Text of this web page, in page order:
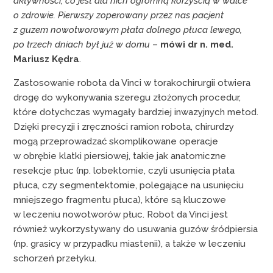
o zdrowie. Pierwszy zoperowany przez nas pacjent
z guzem nowotworowym płata dolnego płuca lewego,
po trzech dniach był już w domu – mówi dr n. med.
Mariusz Kędra.
Zastosowanie robota da Vinci w torakochirurgii otwiera
drogę do wykonywania szeregu złożonych procedur,
które dotychczas wymagały bardziej inwazyjnych metod.
Dzięki precyzji i zręczności ramion robota, chirurdzy
mogą przeprowadzać skomplikowane operacje
w obrębie klatki piersiowej, takie jak anatomiczne
resekcje płuc (np. lobektomie, czyli usunięcia płata
płuca, czy segmentektomie, polegające na usunięciu
mniejszego fragmentu płuca), które są kluczowe
w leczeniu nowotworów płuc. Robot da Vinci jest
również wykorzystywany do usuwania guzów śródpiersia
(np. grasicy w przypadku miastenii), a także w leczeniu
schorzeń przełyku.